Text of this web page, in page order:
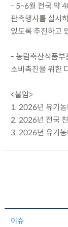
- 5~6월 전국 약
판촉행사를 실시
있도록 추진하고
- 농림축산식품부
소비촉진을 위한
<붙임>
1. 2026년 유기농
2. 2026년 전국
3. 2026년 유기농
이슈